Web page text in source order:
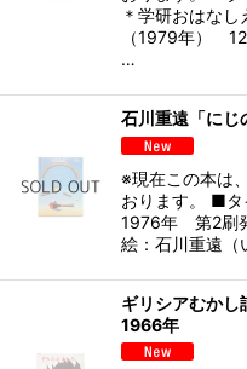
＊学研おはな
（1979年）
…
石川重遠「にじ
※現在この本は
おります。 ■タ
1976年 第2刷
絵：石川重遠
ギリシアむかし
1966年